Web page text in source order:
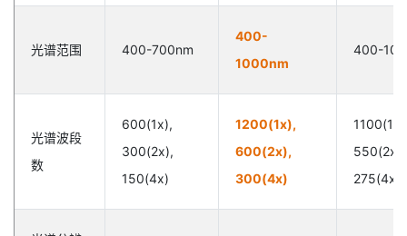
光谱范围 400-700nm
400-
1000nm
400-
光谱波段
数
600(1x),
300(2x),
150(4x)
1200(1x),
600(2x),
300(4x)
550(2x),
275(4x)